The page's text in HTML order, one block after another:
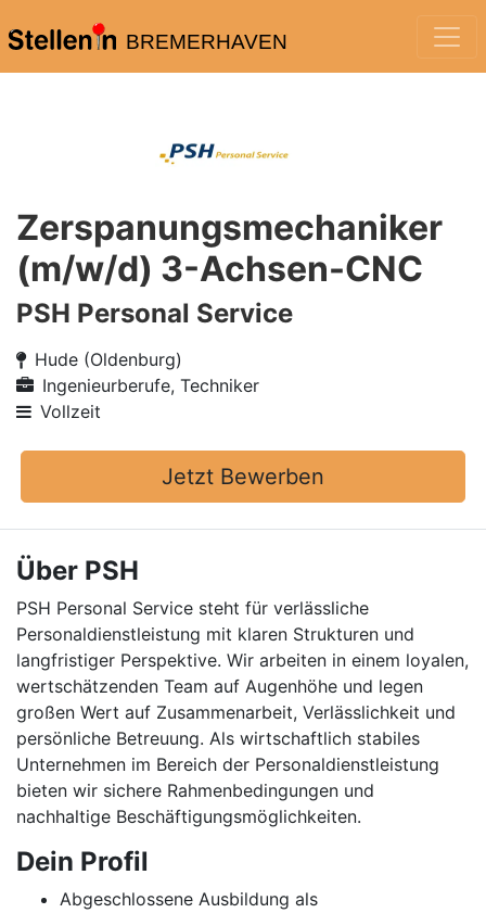
BREMERHAVEN
Zerspanungsmechaniker
(m/w/d) 3-Achsen-CNC
PSH Personal Service
Hude (Oldenburg)
Ingenieurberufe, Techniker
Vollzeit
Jetzt Bewerben
Über PSH
PSH Personal Service steht für verlässliche
Personaldienstleistung mit klaren Strukturen und
langfristiger Perspektive. Wir arbeiten in einem loyalen,
wertschätzenden Team auf Augenhöhe und legen
großen Wert auf Zusammenarbeit, Verlässlichkeit und
persönliche Betreuung. Als wirtschaftlich stabiles
Unternehmen im Bereich der Personaldienstleistung
bieten wir sichere Rahmenbedingungen und
nachhaltige Beschäftigungsmöglichkeiten.
Dein Profil
Abgeschlossene Ausbildung als